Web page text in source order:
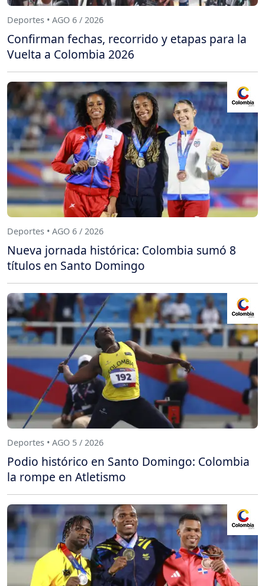
Deportes • AGO 6 / 2026
Confirman fechas, recorrido y etapas para la
Vuelta a Colombia 2026
Deportes • AGO 6 / 2026
Nueva jornada histórica: Colombia sumó 8
títulos en Santo Domingo
Deportes • AGO 5 / 2026
Podio histórico en Santo Domingo: Colombia
la rompe en Atletismo